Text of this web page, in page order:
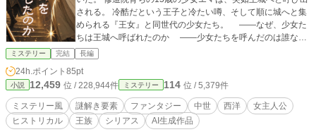
される。 冷酷だという王子と冷たい噂、そして順に城へと集
められる『王女』と同世代の少女たち。 ――なぜ、少女た
ちは王城へ呼ばれたのか ――少女たちを呼んだのは誰なの
か エマは、王城内に渦巻く秘密と、封じられた王女の悲劇の
真相に少しずつ迫っていく。 ※AIで生成された文字列をその
まま使っている箇所があります。推敲・校正後の文や、言い
換えや表現の提案、美文へのリライト等、自分では全80000
字のうち合計20000字くらい直接貼り付けて使っている体感
です。 ・小説家になろうでは『AI直接使用』に該当 ・カ
クヨムでは『AI本文一部利用』に該当 ・エブリスタでは非
ミステリー 完結 長編
24h.ポイント 85pt
小説 12,459 位 / 228,944件 ミステリー 114 位 / 5,379件
ミステリー風 謎解き要素 ファンタジー 中世 西洋
女主人公
ヒストリカル
王族 シリアス AI生成作品